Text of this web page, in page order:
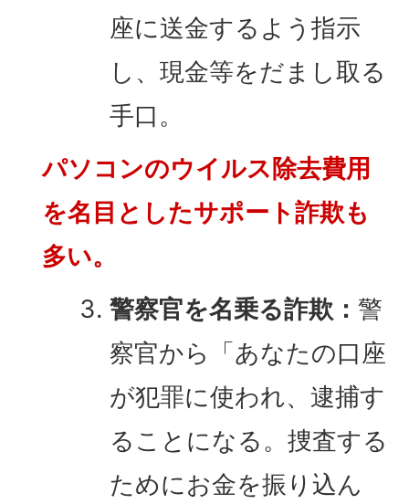
座に送金するよう指示
し、現金等をだまし取る
手口。
パソコンのウイルス除去費用
を名目としたサポート詐欺も
多い。
警察官を名乗る詐欺： 警
察官から「あなたの口座
が犯罪に使われ、逮捕す
ることになる。捜査する
ためにお金を振り込ん